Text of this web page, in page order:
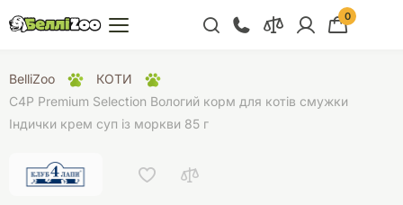
Відділ продажу
+38 (093) 300 91 91
0
BelliZoo
КОТИ
C4P Premium Selection Вологий корм для котів смужки
Індички крем суп із моркви 85 г